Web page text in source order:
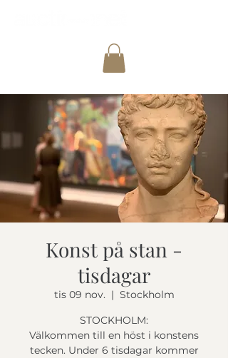
Konst på stan -
tisdagar
tis 09 nov.
  |
Stockholm
STOCKHOLM:
Välkommen till en höst i konstens
tecken. Under 6 tisdagar kommer